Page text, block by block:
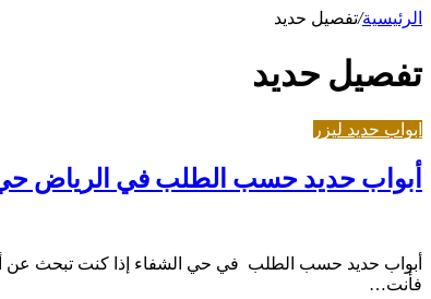
الرئيسية/تفصيل حديد
تفصيل حديد
ابواب حديد ليزر
أبواب حديد حسب الطلب في الرياض
أبواب حديد حسب الطلب في حي الشفاء إذا كنت تبحث
فأنت…